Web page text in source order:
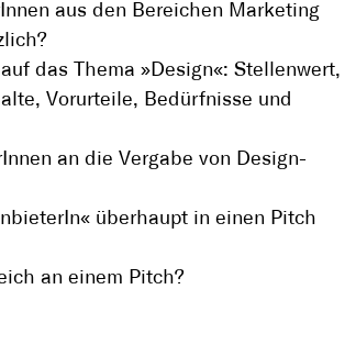
aus den Bereichen Marketing
das Thema »Design«: Stellenwert,
Vorurteile, Bedürfnisse und
an die Vergabe von Design-
überhaupt in einen Pitch
an einem Pitch?